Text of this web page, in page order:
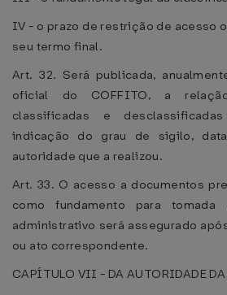
IV - o prazo de restrição de acesso
seu termo final.
Art. 32. Será publicada,
oficial do COFFITO, a
classificadas e
indicação do grau de sigilo,
autoridade que a realizou.
Art. 33. O acesso a documentos
como fundamento para
administrativo será assegurado
ou ato correspondente.
CAPÍTULO VII - DA AUTORIDADE